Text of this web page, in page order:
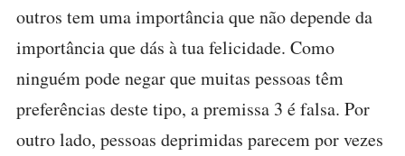
outros tem uma importância que não depende da
importância que dás à tua felicidade. Como
ninguém pode negar que muitas pessoas têm
preferências deste tipo, a premissa 3 é falsa. Por
outro lado, pessoas deprimidas parecem por vezes